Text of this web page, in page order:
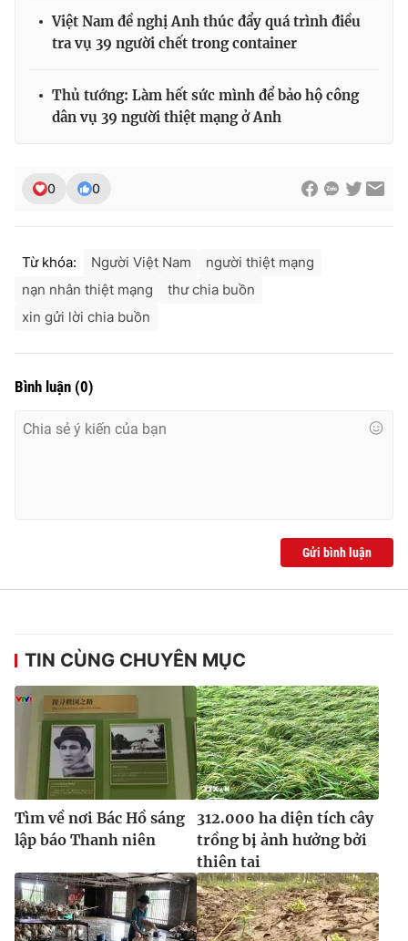
Việt Nam đề nghị Anh thúc đẩy quá trình điều
tra vụ 39 người chết trong container
Thủ tướng: Làm hết sức mình để bảo hộ công
dân vụ 39 người thiệt mạng ở Anh
0 0
Từ khóa: Người Việt Nam
người thiệt mạng
nạn nhân thiệt mạng
thư chia buồn
xin gửi lời chia buồn
Bình luận (0)
Gửi bình luận
TIN CÙNG CHUYÊN MỤC
Tìm về nơi Bác Hồ sáng
lập báo Thanh niên
312.000 ha diện tích cây
trồng bị ảnh hưởng bởi
thiên tai